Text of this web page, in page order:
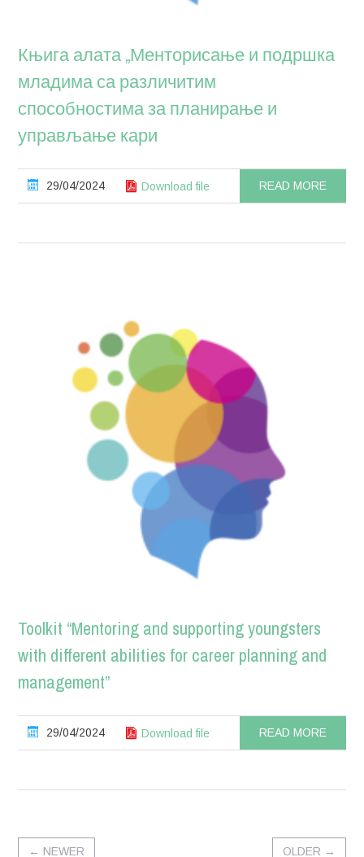
Књига алата „Менторисање и подршка
младима са различитим
способностима за планирање и
управљање кари
29/04/2024 Download file READ MORE
Toolkit “Mentoring and supporting youngsters
with different abilities for career planning and
management”
29/04/2024 Download file READ MORE
← NEWER OLDER →